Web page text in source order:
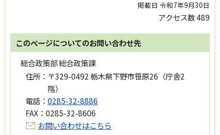
掲載日 令和7年9月30日
アクセス数489
このページについてのお問い合わせ先
総合政策部 総合政策課
住所： 〒329-0492 栃木県下野市笹原26（庁舎2
階）
電話： 0285-32-8886
FAX： 0285-32-8606
お問い合わせはこちら